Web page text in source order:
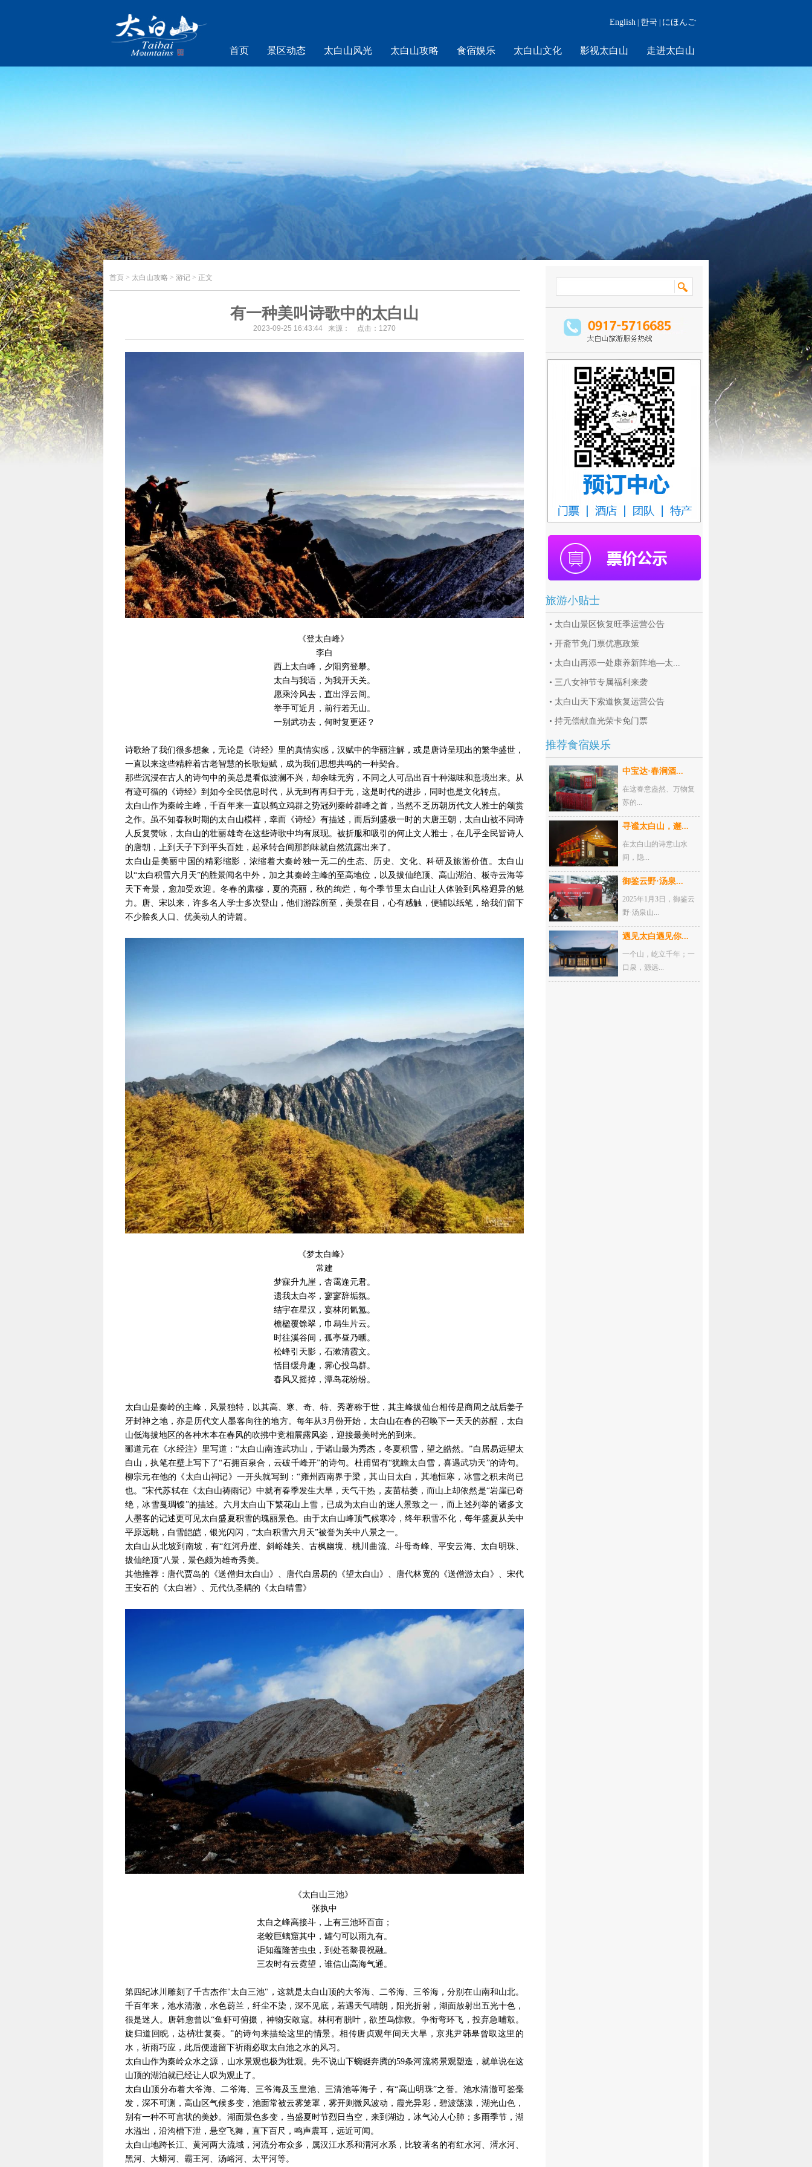
English 한국 にほんご
首页 景区动态 太白山风光 太白山攻略 食宿娱乐 太白山文化 影视太白山 走进太白山
首页 > 太白山攻略 > 游记 > 正文
有一种美叫诗歌中的太白山
2023-09-25 16:43:44 来源： 点击： 1270
《登太白峰》
李白
西上太白峰，夕阳穷登攀。
太白与我语，为我开天关。
愿乘泠风去，直出浮云间。
举手可近月，前行若无山。
一别武功去，何时复更还？
诗歌给了我们很多想象，无论是《诗经》里的真情实感，汉赋中的华丽注解，或是唐诗呈现出的繁华盛世，
一直以来这些精粹着古老智慧的长歌短赋，成为我们思想共鸣的一种契合。
那些沉浸在古人的诗句中的美总是看似波澜不兴，却余味无穷，不同之人可品出百十种滋味和意境出来。从
有迹可循的《诗经》到如今全民信息时代，从无到有再归于无，这是时代的进步，同时也是文化转点。
太白山作为秦岭主峰，千百年来一直以鹤立鸡群之势冠列秦岭群峰之首，当然不乏历朝历代文人雅士的颂赏
之作。虽不知春秋时期的太白山模样，幸而《诗经》有描述，而后到盛极一时的大唐王朝，太白山被不同诗
人反复赞咏，太白山的壮丽雄奇在这些诗歌中均有展现。被折服和吸引的何止文人雅士，在几乎全民皆诗人
的唐朝，上到天子下到平头百姓，起承转合间那韵味就自然流露出来了。
太白山是美丽中国的精彩缩影，浓缩着大秦岭独一无二的生态、历史、文化、科研及旅游价值。太白山
以“太白积雪六月天”的胜景闻名中外，加之其秦岭主峰的至高地位，以及拔仙绝顶、高山湖泊、板寺云海等
天下奇景，愈加受欢迎。冬春的肃穆，夏的亮丽，秋的绚烂，每个季节里太白山让人体验到风格迥异的魅
力。唐、宋以来，许多名人学士多次登山，他们游踪所至，美景在目，心有感触，便辅以纸笔，给我们留下
不少脍炙人口、优美动人的诗篇。
《梦太白峰》
常建
梦寐升九崖，杳霭逢元君。
遗我太白岑，寥寥辞垢氛。
结宇在星汉，宴林闭氤氲。
檐楹覆馀翠，巾舄生片云。
时往溪谷间，孤亭昼乃曛。
松峰引天影，石漱清霞文。
恬目缓舟趣，霁心投鸟群。
春风又摇掉，潭岛花纷纷。
太白山是秦岭的主峰，风景独特，以其高、寒、奇、特、秀著称于世，其主峰拔仙台相传是商周之战后姜子
牙封神之地，亦是历代文人墨客向往的地方。每年从3月份开始，太白山在春的召唤下一天天的苏醒，太白
山低海拔地区的各种木本在春风的吹拂中竞相展露风姿，迎接最美时光的到来。
郦道元在《水经注》里写道：“太白山南连武功山，于诸山最为秀杰，冬夏积雪，望之皓然。”白居易远望太
白山，执笔在壁上写下了“石拥百泉合，云破千峰开”的诗句。杜甫留有“犹瞻太白雪，喜遇武功天”的诗句。
柳宗元在他的《太白山祠记》一开头就写到：“雍州西南界于梁，其山日太白，其地恒寒，冰雪之积未尚已
也。”宋代苏轼在《太白山祷雨记》中就有春季发生大旱，天气干热，麦苗枯萎，而山上却依然是“岩崖已奇
绝，冰雪戛琱锼”的描述。六月太白山下繁花山上雪，已成为太白山的迷人景致之一，而上述列举的诸多文
人墨客的记述更可见太白盛夏积雪的瑰丽景色。由于太白山峰顶气候寒冷，终年积雪不化，每年盛夏从关中
平原远眺，白雪皑皑，银光闪闪，“太白积雪六月天”被誉为关中八景之一。
太白山从北坡到南坡，有“红河丹崖、斜峪雄关、古枫幽境、桃川曲流、斗母奇峰、平安云海、太白明珠、
拔仙绝顶”八景，景色颇为雄奇秀美。
其他推荐：唐代贾岛的《送僧归太白山》、唐代白居易的《望太白山》、唐代林宽的《送僧游太白》、宋代
王安石的《太白岩》、元代仇圣耦的《太白晴雪》
《太白山三池》
张执中
太白之峰高接斗，上有三池环百亩；
老蛟巨螭窟其中，罐勺可以雨九有。
讵知蕴隆苦虫虫，到处苍黎畏祝融。
三农时有云霓望，谁信山高海气通。
第四纪冰川雕刻了千古杰作"太白三池"，这就是太白山顶的大爷海、二爷海、三爷海，分别在山南和山北。
千百年来，池水清澈，水色蔚兰，纤尘不染，深不见底，若遇天气晴朗，阳光折射，湖面放射出五光十色，
很是迷人。唐韩愈曾以“鱼虾可俯掇，神物安敢寇。林柯有脱叶，欲堕鸟惊救。争衔弯环飞，投弃急哺鷇。
旋归道回睨，达枿壮复奏。”的诗句来描绘这里的情景。相传唐贞观年间天大旱，京兆尹韩皋曾取这里的
水，祈雨巧应，此后便遗留下祈雨必取太白池之水的风习。
太白山作为秦岭众水之源，山水景观也极为壮观。先不说山下蜿蜒奔腾的59条河流将景观塑造，就单说在这
山顶的湖泊就已经让人叹为观止了。
太白山顶分布着大爷海、二爷海、三爷海及玉皇池、三清池等海子，有“高山明珠”之誉。池水清澈可鉴毫
发，深不可测，高山区气候多变，池面常被云雾笼罩，雾开则微风波动，霞光异彩，碧波荡漾，湖光山色，
别有一种不可言状的美妙。湖面景色多变，当盛夏时节烈日当空，来到湖边，冰气沁人心肺；多雨季节，湖
水溢出，沿沟槽下泄，悬空飞舞，直下百尺，鸣声震耳，远近可闻。
太白山地跨长江、黄河两大流域，河流分布众多，属汉江水系和渭河水系，比较著名的有红水河、湑水河、
黑河、大蟒河、霸王河、汤峪河、太平河等。
旅游小贴士
• 太白山景区恢复旺季运营公告
• 开斋节免门票优惠政策
• 太白山再添一处康养新阵地—太...
• 三八女神节专属福利来袭
• 太白山天下索道恢复运营公告
• 持无偿献血光荣卡免门票
推荐食宿娱乐
中宝达·春涧酒...
在这春意盎然、万物复
苏的...
寻谧太白山，邂...
在太白山的诗意山水
间，隐...
御鉴云野·汤泉...
2025年1月3日，御鉴云
野·汤泉山...
遇见太白遇见你...
一个山，屹立千年；一
口泉，源远...